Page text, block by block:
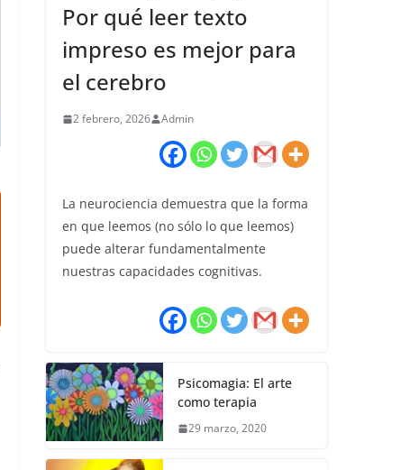
Por qué leer texto
impreso es mejor para
el cerebro
2 febrero, 2026 Admin
La neurociencia demuestra que la forma
en que leemos (no sólo lo que leemos)
puede alterar fundamentalmente
nuestras capacidades cognitivas.
Psicomagia: El arte
como terapia
29 marzo, 2020